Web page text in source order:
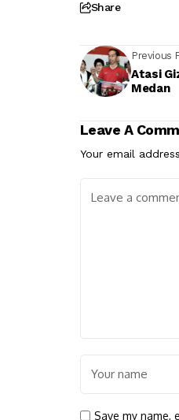
Share
Previous
Atasi
Medan
Leave A
Your email
Save my name,